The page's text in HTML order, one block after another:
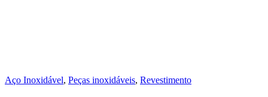
Aço Inoxidável, Peças inoxidáveis, Revestimento